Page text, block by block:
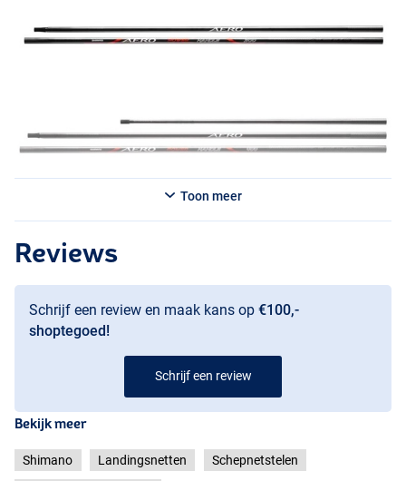
Toon meer
Reviews
Schrijf een review en maak kans op €100,-
shoptegoed!
Schrijf een review
Bekijk meer
Shimano Landingsnetten Schepnetstelen